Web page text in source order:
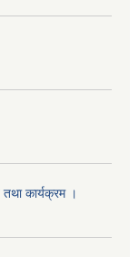
कार्यक्रम ।